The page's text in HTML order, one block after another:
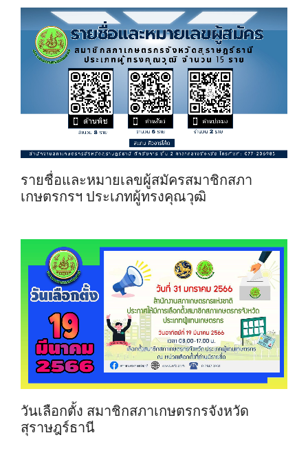
รายชื่อและหมายเลขผู้สมัครสมาชิกสภา
เกษตรกรฯ ประเภทผู้ทรงคุณวุฒิ
วันเลือกตั้ง สมาชิกสภาเกษตรกรจังหวัด
สุราษฎร์ธานี